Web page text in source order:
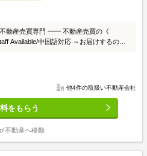
専門 ━━ 不動産売買の《
けする17の専門性を活かしたサービス）
去5年分） （4）正確な場所（地図上）
り図 （7）現況 （8）周辺相場ランキング
リア有 詳細は担当者にお尋ね下さい。
ご希望のお客様はお気軽にお申し付け下
他4件の取扱い不動産会社
をもらう
不動産へ移動